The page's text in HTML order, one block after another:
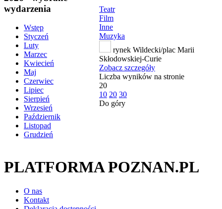
wydarzenia
Wstęp
Styczeń
Luty
Marzec
Kwiecień
Maj
Czerwiec
Lipiec
Sierpień
Wrzesień
Październik
Listopad
Grudzień
Teatr
Film
Inne
Muzyka
rynek Wildecki/plac Marii
Skłodowskiej-Curie
Zobacz szczegóły
Liczba wyników na stronie
20
10 20 30
Do góry
PLATFORMA POZNAN.PL
O nas
Kontakt